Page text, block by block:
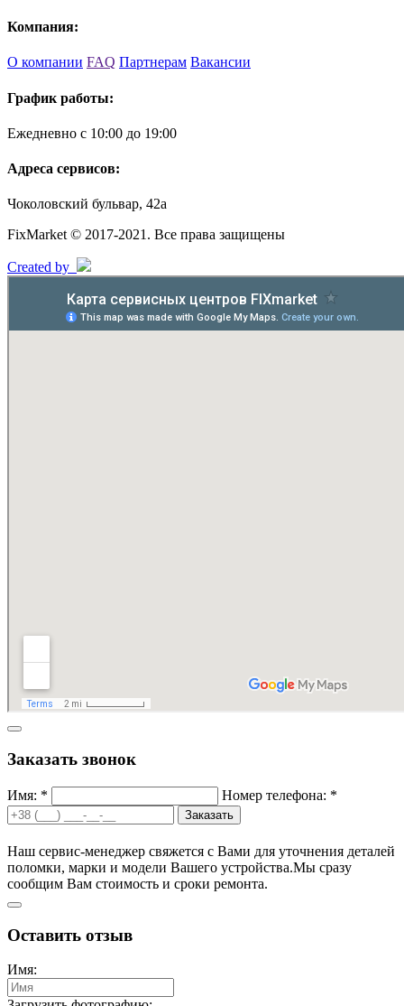
Компания:
О компании FAQ Партнерам Вакансии
График работы:
Ежедневно с 10:00 до 19:00
Адреса сервисов:
Чоколовский бульвар, 42а
FixMarket © 2017-2021. Все права защищены
Created by
Заказать звонок
Имя: * Номер телефона: *
Заказать
Наш сервис-менеджер свяжется с Вами для уточнения деталей
поломки, марки и модели Вашего устройства.Мы сразу
сообщим Вам стоимость и сроки ремонта.
Оставить отзыв
Имя: